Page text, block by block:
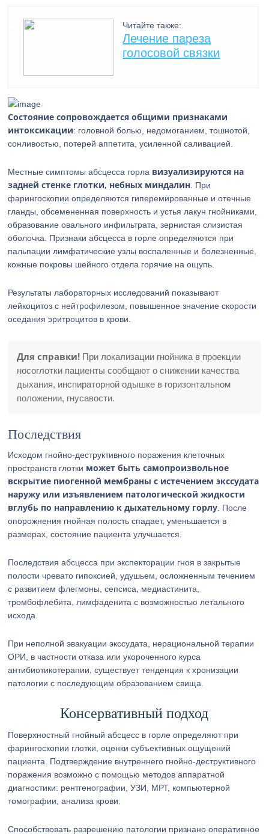
Читайте также:
Лечение пареза
голосовой связки
Состояние сопровождается общими признаками
интоксикации: головной болью, недомоганием, тошнотой,
сонливостью, потерей аппетита, усиленной саливацией.
Местные симптомы абсцесса горла визуализируются на
задней стенке глотки, небных миндалин . При
фарингоскопии определяются гиперемированные и отечные
гланды, обсемененная поверхность и устья лакун гнойниками,
образование овального инфильтрата, зернистая слизистая
оболочка. Признаки абсцесса в горле определяются при
пальпации лимфатические узлы воспаленные и болезненные,
кожные покровы шейного отдела горячие на ощупь.
Результаты лабораторных исследований показывают
лейкоцитоз с нейтрофилезом, повышенное значение скорости
оседания эритроцитов в крови.
Для справки! При локализации гнойника в проекции
носоглотки пациенты сообщают о снижении качества
дыхания, инспираторной одышке в горизонтальном
положении, гнусавости.
Последствия
Исходом гнойно-деструктивного поражения клеточных
пространств глотки может быть самопроизвольное
вскрытие пиогенной мембраны с истечением экссудата
наружу или изъявлением патологической жидкости
вглубь по направлению к дыхательному горлу . После
опорожнения гнойная полость спадает, уменьшается в
размерах, состояние пациента улучшается.
Последствия абсцесса при экспекторации гноя в закрытые
полости чревато гипоксией, удушьем, осложненным течением
с развитием флегмоны, сепсиса, медиастинита,
тромбофлебита, лимфаденита с возможностью летального
исхода.
При неполной эвакуации экссудата, нерациональной терапии
ОРИ, в частности отказа или укороченного курса
антибиотикотерапии, существует тенденция к хронизации
патологии с последующим образованием свища.
Консервативный подход
Поверхностный гнойный абсцесс в горле определяют при
фарингоскопии глотки, оценки субъективных ощущений
пациента. Подтверждение внутреннего гнойно-деструктивного
поражения возможно с помощью методов аппаратной
диагностики: рентгенографии, УЗИ, МРТ, компьютерной
томографии, анализа крови.
Способствовать разрешению патологии признано оперативное